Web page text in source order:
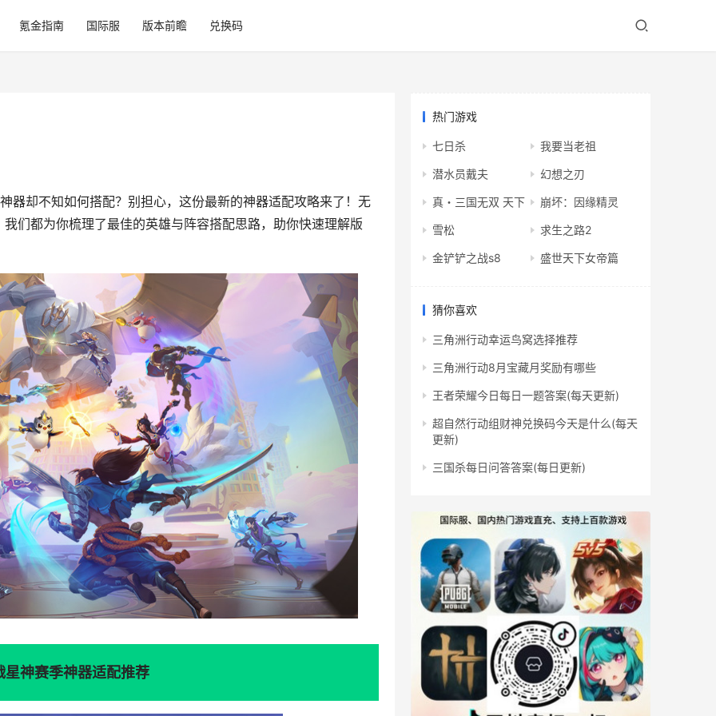
氪金指南 国际服 版本前瞻 兑换码
器却不知如何搭配？别担心，这份最新的神器适配攻略来了！无
们都为你梳理了最佳的英雄与阵容搭配思路，助你快速理解版
星神赛季神器适配推荐
热门游戏
七日杀 我要当老祖
潜水员戴夫 幻想之刃
真・三国无双 天下 崩坏：因缘精灵
雪松 求生之路2
金铲铲之战s8 盛世天下女帝篇
猜你喜欢
三角洲行动幸运鸟窝选择推荐
三角洲行动8月宝藏月奖励有哪些
王者荣耀今日每日一题答案(每天更新)
超自然行动组财神兑换码今天是什么(每天
更新)
三国杀每日问答答案(每日更新)